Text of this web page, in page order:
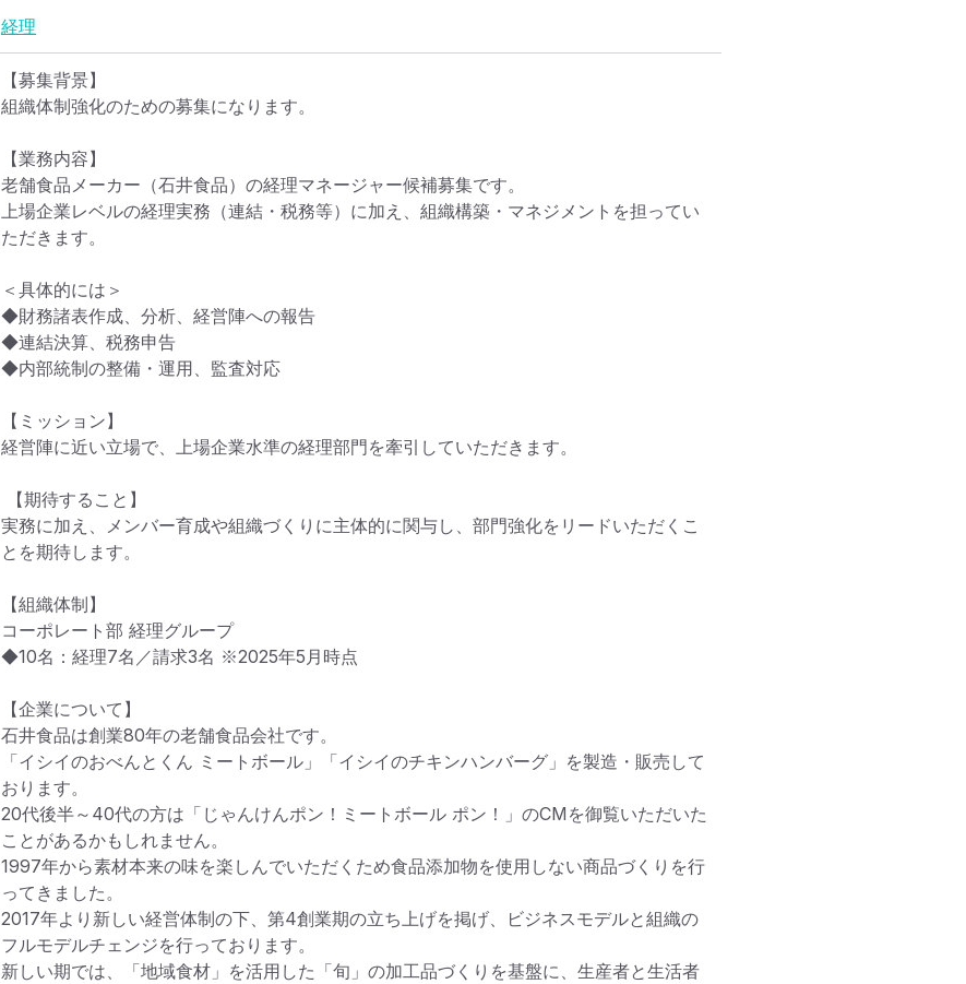
経理
【募集背景】
組織体制強化のための募集になります。
【業務内容】
老舗食品メーカー（石井食品）の経理マネージャー候補募集です。
上場企業レベルの経理実務（連結・税務等）に加え、組織構築・マネジメントを担ってい
ただきます。
＜具体的には＞
◆財務諸表作成、分析、経営陣への報告
◆連結決算、税務申告
◆内部統制の整備・運用、監査対応
【ミッション】
経営陣に近い立場で、上場企業水準の経理部門を牽引していただきます。
実務に加え、メンバー育成や組織づくりに主体的に関与し、部門強化をリードいただくこ
とを期待します。
【組織体制】
コーポレート部 経理グループ
◆10名：経理7名／請求3名 ※2025年5月時点
【企業について】
石井食品は創業80年の老舗食品会社です。
「イシイのおべんとくん ミートボール」「イシイのチキンハンバーグ」を製造・販売して
おります。
20代後半～40代の方は「じゃんけんポン！ミートボール ポン！」のCMを御覧いただいた
ことがあるかもしれません。
1997年から素材本来の味を楽しんでいただくため食品添加物を使用しない商品づくりを行
ってきました。
2017年より新しい経営体制の下、第4創業期の立ち上げを掲げ、ビジネスモデルと組織の
フルモデルチェンジを行っております。
新しい期では、「地域食材」を活用した「旬」の加工品づくりを基盤に、生産者と生活者